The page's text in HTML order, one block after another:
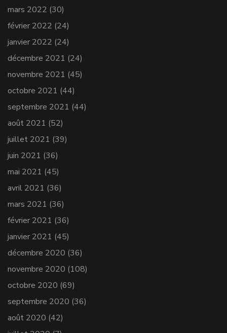
mars 2022 (30)
février 2022 (24)
janvier 2022 (24)
décembre 2021 (24)
novembre 2021 (45)
octobre 2021 (44)
septembre 2021 (44)
août 2021 (52)
juillet 2021 (39)
juin 2021 (36)
mai 2021 (45)
avril 2021 (36)
mars 2021 (36)
février 2021 (36)
janvier 2021 (45)
décembre 2020 (36)
novembre 2020 (108)
octobre 2020 (69)
septembre 2020 (36)
août 2020 (42)